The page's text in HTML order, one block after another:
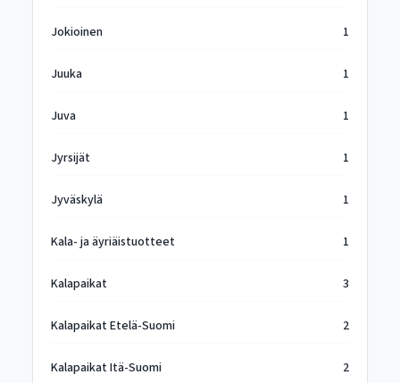
Jokioinen 1
Juuka 1
Juva 1
Jyrsijät 1
Jyväskylä 1
Kala- ja äyriäistuotteet 1
Kalapaikat 3
Kalapaikat Etelä-Suomi 2
Kalapaikat Itä-Suomi 2